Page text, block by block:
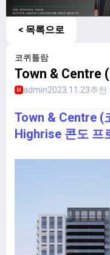
< 목록으로
코퀴틀람
Town & Centre
M admin2023.11.23추천
Town & Centre (
Highrise 콘도 프